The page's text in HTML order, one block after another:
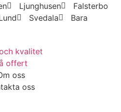
Ljunghusen
Falsterbo
Svedala
Bara
kvalitet
offert
oss
oss